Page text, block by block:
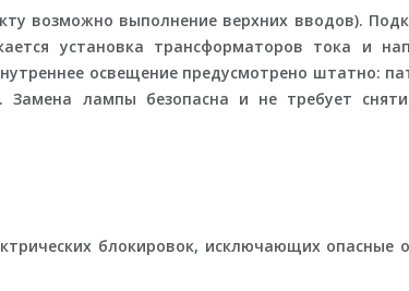
возможно выполнение верхних вводов).
установка трансформаторов тока и
освещение предусмотрено штатно:
лампы безопасна и не требует
блокировок, исключающих